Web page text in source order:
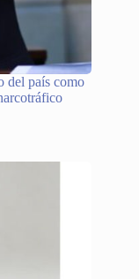
del país como